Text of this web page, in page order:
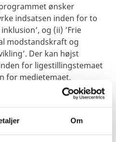
Om
ønsker
indsatsen inden for to
og (ii) ’Frie
modstandskraft og
Der kan højst
for ligestillingstemaet
for medietemaet.
gennemføres
2024 til november 2027